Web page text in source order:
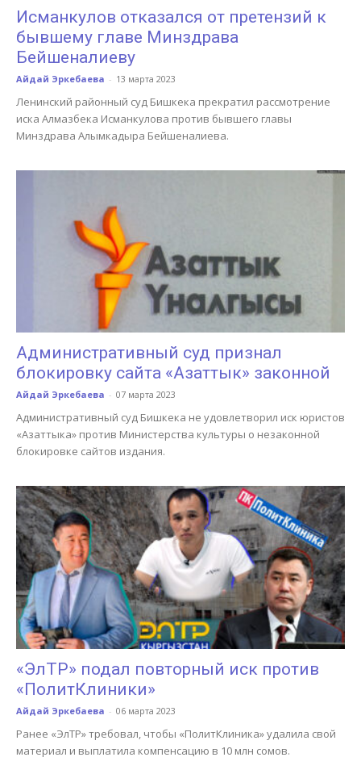
Исманкулов отказался от претензий к
бывшему главе Минздрава
Бейшеналиеву
Айдай Эркебаева - 13 марта 2023
Ленинский районный суд Бишкека прекратил рассмотрение
иска Алмазбека Исманкулова против бывшего главы
Минздрава Алымкадыра Бейшеналиева.
Административный суд признал
блокировку сайта «Азаттык» законной
Айдай Эркебаева - 07 марта 2023
Административный суд Бишкека не удовлетворил иск юристов
«Азаттыка» против Министерства культуры о незаконной
блокировке сайтов издания.
«ЭлТР» подал повторный иск против
«ПолитКлиники»
Айдай Эркебаева - 06 марта 2023
Ранее «ЭлТР» требовал, чтобы «ПолитКлиника» удалила свой
материал и выплатила компенсацию в 10 млн сомов.